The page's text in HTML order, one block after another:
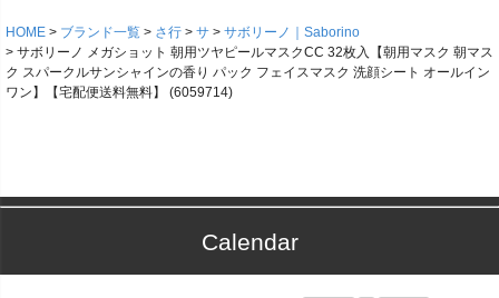
HOME ブランド一覧 さ行 サ
サボリーノ｜Saborino
サボリーノ メガショット 朝用ツヤピールマスクCC 32枚入【朝用マスク 朝マス
ク スパークルサンシャインの香り パック フェイスマスク 洗顔シート オールイン
ワン】【宅配便送料無料】 (6059714)
Calendar